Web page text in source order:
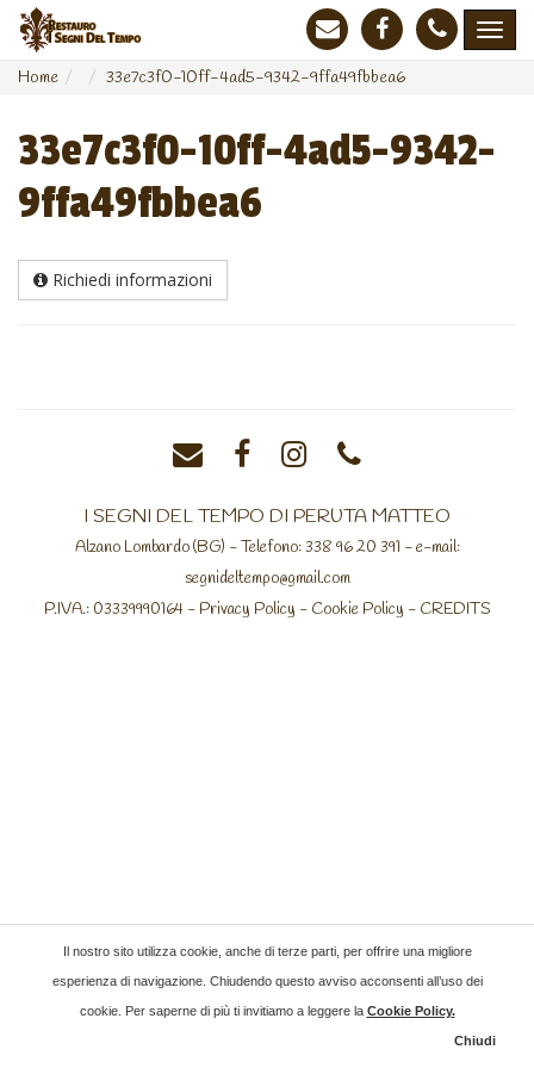
Home 33e7c3f0-10ff-4ad5-9342-9ffa49fbbea6
33e7c3f0-10ff-4ad5-9342-
9ffa49fbbea6
Richiedi informazioni
I SEGNI DEL TEMPO DI PERUTA MATTEO
Alzano Lombardo (BG) - Telefono: 338 96 20 391 - e-mail:
segnideltempo@gmail.com
P.IVA.: 03339990164 - Privacy Policy - Cookie Policy - CREDITS
Il nostro sito utilizza cookie, anche di terze parti, per offrire una migliore
esperienza di navigazione. Chiudendo questo avviso acconsenti all’uso dei
cookie. Per saperne di più ti invitiamo a leggere la Cookie Policy.
Chiudi